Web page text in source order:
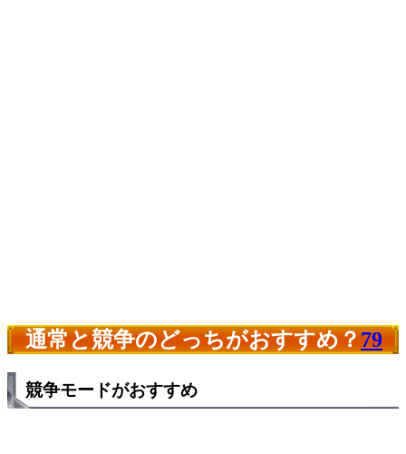
通常と競争のどっちがおすすめ？79
競争モードがおすすめ